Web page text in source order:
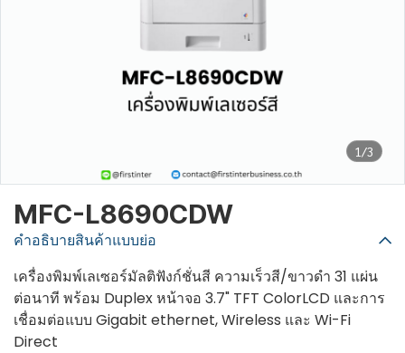
1/3
MFC-L8690CDW
คำอธิบายสินค้าแบบย่อ
เครื่องพิมพ์เลเซอร์มัลติฟังก์ชั่นสี ความเร็วสี/ขาวดำ 31 แผ่น
ต่อนาที พร้อม Duplex หน้าจอ 3.7" TFT ColorLCD และการ
เชื่อมต่อแบบ Gigabit ethernet, Wireless และ Wi-Fi
Direct